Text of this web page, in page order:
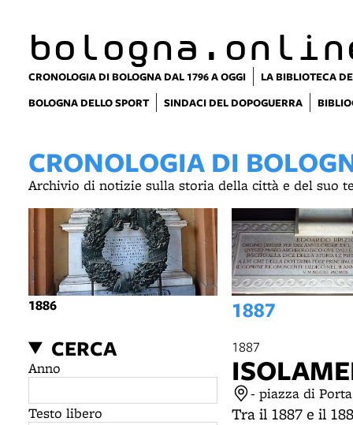
CRONOLOGIA DI BOLOGNA DAL 1796 A OGGI LA BIBLIOTECA
BOLOGNA DELLO SPORT
SINDACI DEL DOPOGUERRA
CRONOLOGIA DI
Archivio di notizie sulla storia della città e del suo
1886 1887
CERCA
Anno
Testo libero
1887
- piazza di
Tra il 1887 e il